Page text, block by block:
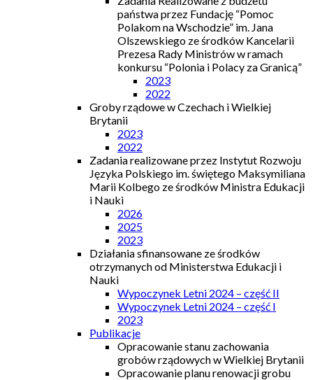
państwa przez Fundację “Pomoc
Polakom na Wschodzie” im. Jana
Olszewskiego ze środków Kancelarii
Prezesa Rady Ministrów w ramach
konkursu “Polonia i Polacy za Granicą”
2023
2022
Groby rządowe w Czechach i Wielkiej
Brytanii
2023
2022
Zadania realizowane przez Instytut Rozwoju
Języka Polskiego im. świętego Maksymiliana
Marii Kolbego ze środków Ministra Edukacji
i Nauki
2026
2025
2023
Działania sfinansowane ze środków
otrzymanych od Ministerstwa Edukacji i
Nauki
Wypoczynek Letni 2024 – część II
Wypoczynek Letni 2024 – część I
2023
Publikacje
Opracowanie stanu zachowania
grobów rządowych w Wielkiej Brytanii
Opracowanie planu renowacji grobu